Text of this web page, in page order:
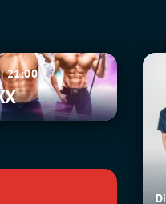
21:00
Fu